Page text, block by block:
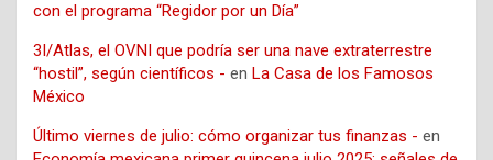
con el programa “Regidor por un Día”
3I/Atlas, el OVNI que podría ser una nave extraterrestre
“hostil”, según científicos - en La Casa de los Famosos
México
Último viernes de julio: cómo organizar tus finanzas - en